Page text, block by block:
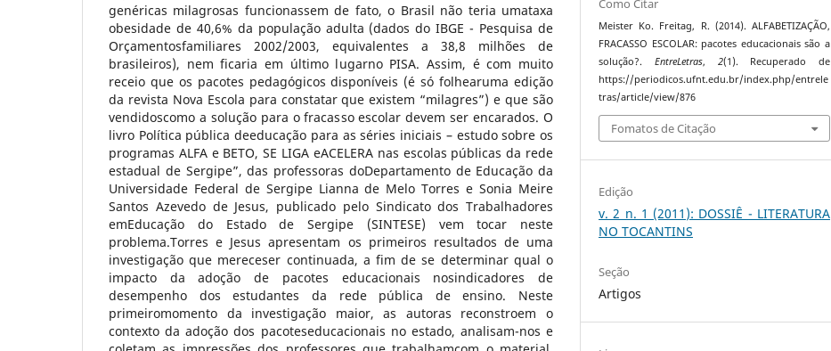
genéricas milagrosas funcionassem de fato, o Brasil não teria umataxa
obesidade de 40,6% da população adulta (dados do IBGE - Pesquisa de
Orçamentosfamiliares 2002/2003, equivalentes a 38,8 milhões de
brasileiros), nem ficaria em último lugarno PISA. Assim, é com muito
receio que os pacotes pedagógicos disponíveis (é só folhearuma edição
da revista Nova Escola para constatar que existem “milagres”) e que são
vendidoscomo a solução para o fracasso escolar devem ser encarados. O
livro Política pública deeducação para as séries iniciais – estudo sobre os
programas ALFA e BETO, SE LIGA eACELERA nas escolas públicas da rede
estadual de Sergipe”, das professoras doDepartamento de Educação da
Universidade Federal de Sergipe Lianna de Melo Torres e Sonia Meire
Santos Azevedo de Jesus, publicado pelo Sindicato dos Trabalhadores
emEducação do Estado de Sergipe (SINTESE) vem tocar neste
problema.Torres e Jesus apresentam os primeiros resultados de uma
investigação que mereceser continuada, a fim de se determinar qual o
impacto da adoção de pacotes educacionais nosindicadores de
desempenho dos estudantes da rede pública de ensino. Neste
primeiromomento da investigação maior, as autoras reconstroem o
contexto da adoção dos pacoteseducacionais no estado, analisam-nos e
Como Citar
Meister Ko. Freitag, R. (2014). ALFABETIZAÇÃO,
FRACASSO ESCOLAR: pacotes educacionais são a
solução?. EntreLetras, 2(1). Recuperado de
https://periodicos.ufnt.edu.br/index.php/entrele
tras/article/view/876
Fomatos de Citação
Edição
v. 2 n. 1 (2011): DOSSIÊ - LITERATURA
NO TOCANTINS
Seção
Artigos